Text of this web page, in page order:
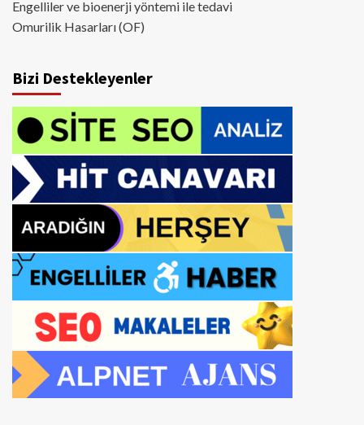
Engelliler ve bioenerji yöntemi ile tedavi
Omurilik Hasarları (OF)
Bizi Destekleyenler